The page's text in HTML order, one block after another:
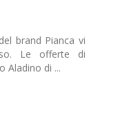
brand Pianca vi
Le offerte di
Aladino di ...